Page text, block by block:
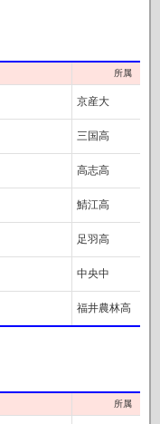
所属
京産大
三国高
高志高
鯖江高
足羽高
中央中
福井農林高
所属